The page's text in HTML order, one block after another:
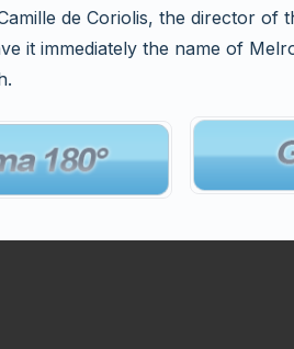
de Coriolis, the director of
it immediately the name of